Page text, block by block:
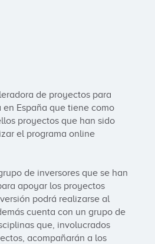
de proyectos para
España que tiene como
proyectos que han sido
el programa online
de inversores que se han
apoyar los proyectos
podrá realizarse al
cuenta con un grupo de
que, involucrados
acompañarán a los